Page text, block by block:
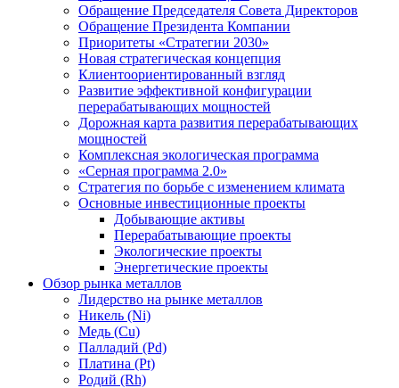
Обращение Председателя Совета Директоров
Обращение Президента Компании
Приоритеты «Стратегии 2030»
Новая стратегическая концепция
Клиентоориентированный взгляд
Развитие эффективной конфигурации
перерабатывающих мощностей
Дорожная карта развития перерабатывающих
мощностей
Комплексная экологическая программа
«Серная программа 2.0»
Стратегия по борьбе с изменением климата
Основные инвестиционные проекты
Добывающие активы
Перерабатывающие проекты
Экологические проекты
Энергетические проекты
Обзор рынка металлов
Лидерство на рынке металлов
Никель (Ni)
Медь (Cu)
Палладий (Pd)
Платина (Pt)
Родий (Rh)